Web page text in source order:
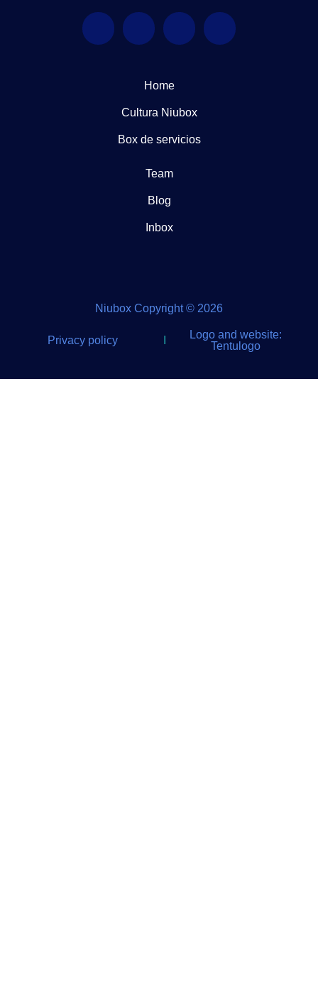
Home
Cultura Niubox
Box de servicios
Team
Blog
Inbox
Niubox Copyright © 2026
Privacy policy
Logo and website:
Tentulogo